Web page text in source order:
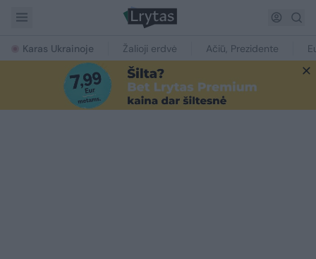
Karas Ukrainoje Žalioji erdvė Ačiū, Prezidente